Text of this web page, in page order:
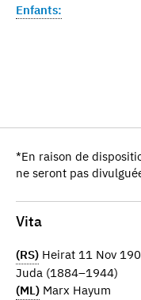
Enfants:
*En raison de
ne seront pas
Vita
(RS) Heirat 11 Nov
Juda (1884–1944)
(ML) Marx Hayum